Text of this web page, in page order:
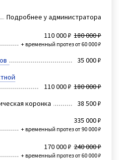
Подробнее у администратора
110 000 ₽ 180 000 ₽
+ временный протез от 60 000 ₽
35 000 ₽
110 000 ₽ 180 000 ₽
коронка
38 500 ₽
335 000 ₽
+ временный протез от 90 000 ₽
170 000 ₽ 240 000 ₽
+ временный протез от 60 000 ₽